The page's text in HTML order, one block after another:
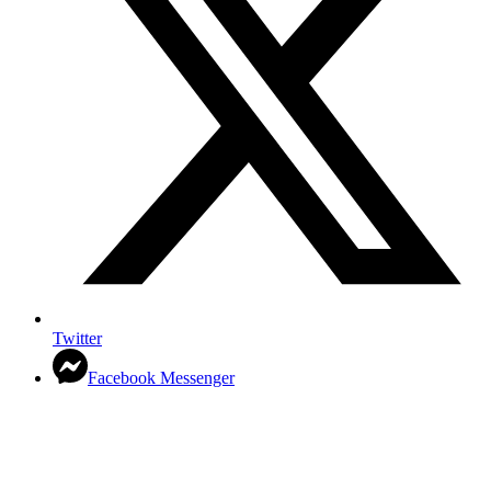
Twitter
Facebook Messenger